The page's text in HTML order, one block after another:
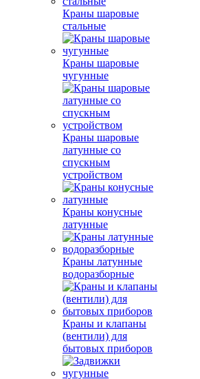
Краны шаровые
стальные
Краны шаровые
чугунные
Краны шаровые
латунные со
спускным
устройством
Краны конусные
латунные
Краны латунные
водоразборные
Краны и клапаны
(вентили) для
бытовых приборов